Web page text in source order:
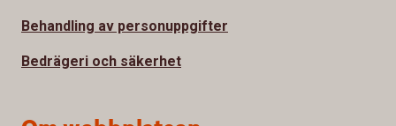
Behandling av personuppgifter
Bedrägeri och säkerhet